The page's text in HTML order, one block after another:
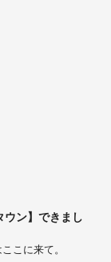
ウン】できまし
こに来て。